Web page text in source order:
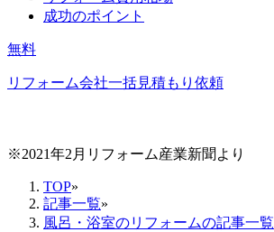
成功のポイント
無料
リフォーム会社一括見積もり依頼
※2021年2月リフォーム産業新聞より
TOP»
記事一覧»
風呂・浴室のリフォームの記事一覧